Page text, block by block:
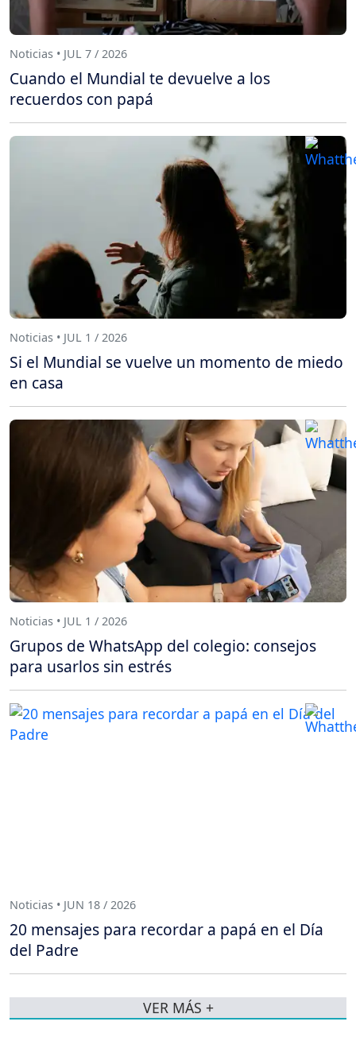
Noticias • JUL 7 / 2026
Cuando el Mundial te devuelve a los
recuerdos con papá
Noticias • JUL 1 / 2026
Si el Mundial se vuelve un momento de miedo
en casa
Noticias • JUL 1 / 2026
Grupos de WhatsApp del colegio: consejos
para usarlos sin estrés
Noticias • JUN 18 / 2026
20 mensajes para recordar a papá en el Día
del Padre
VER MÁS +